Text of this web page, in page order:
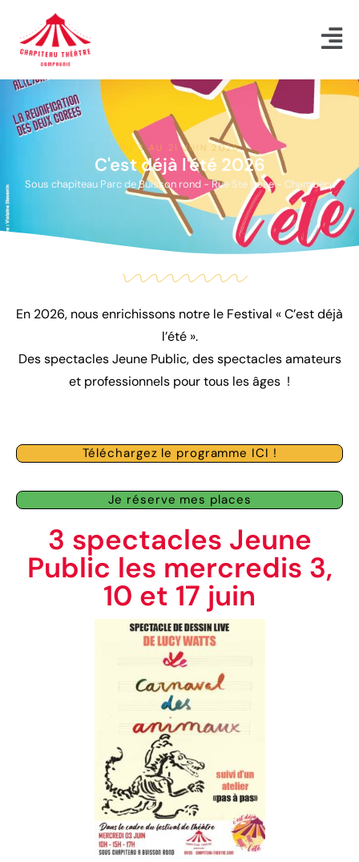
DU 3 AU 21 JUIN 2026
C'est déjà l'été 2026
Sous chapiteau Parc de Buisson rond - Rue Ste Rose - Chambéry
En 2026, nous enrichissons notre le Festival « C’est déjà
l’été ».
Des spectacles Jeune Public, des spectacles amateurs
et professionnels pour tous les âges !
Téléchargez le programme ICI !
Je réserve mes places
3 spectacles Jeune
Public les mercredis 3,
10 et 17 juin